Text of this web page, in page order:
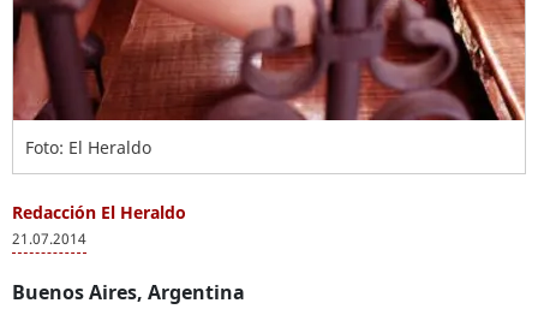
Foto: El Heraldo
Redacción El Heraldo
21.07.2014
Buenos Aires, Argentina